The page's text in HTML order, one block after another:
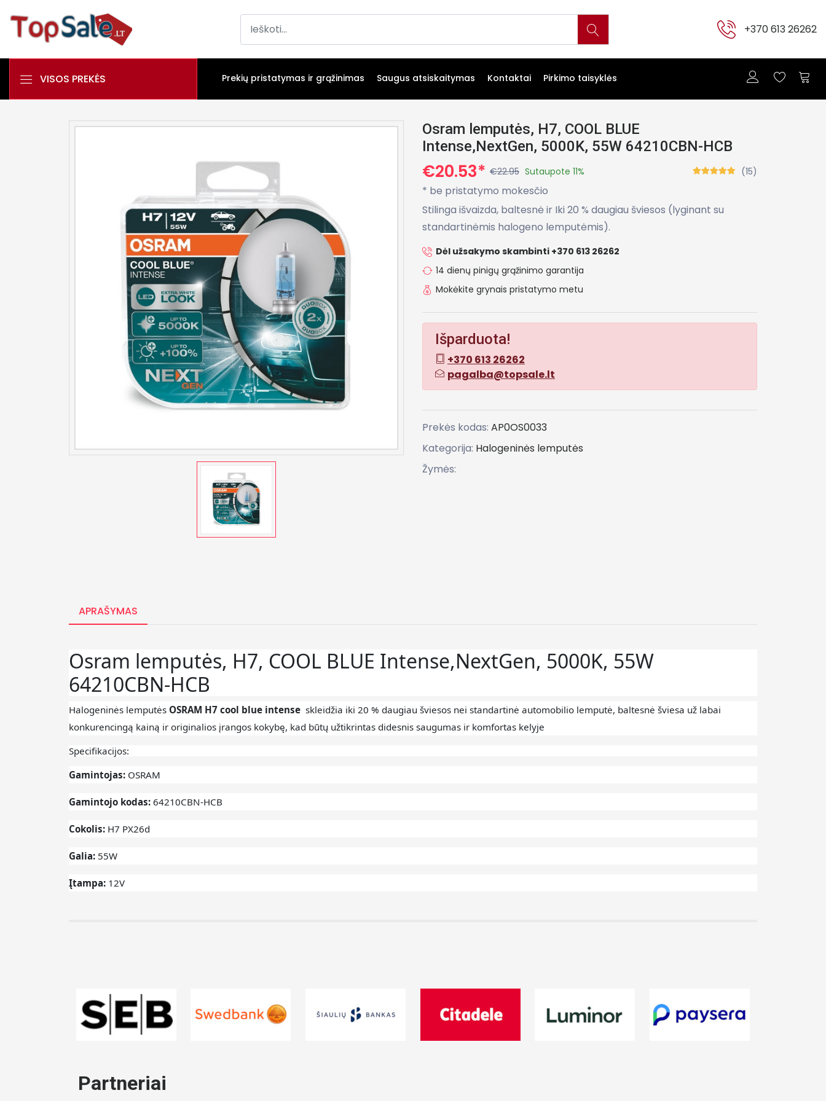
+370 613 26262
VISOS PREKĖS Prekių pristatymas ir grąžinimas Saugus atsiskaitymas Kontaktai Pirkimo taisyklės
Osram lemputės, H7, COOL BLUE
Intense,NextGen, 5000K, 55W 64210CBN-HCB
€20.53* €22.95 Sutaupote 11%
* be pristatymo mokesčio
(15)
Stilinga išvaizda, baltesnė ir Iki 20 % daugiau šviesos (lyginant su
standartinėmis halogeno lemputėmis).
Dėl užsakymo skambinti +370 613 26262
14 dienų pinigų grąžinimo garantija
Mokėkite grynais pristatymo metu
Išparduota!
+370 613 26262
pagalba@topsale.lt
Prekės kodas: AP0OS0033
Kategorija: Halogeninės lemputės
Žymės:
APRAŠYMAS
Osram lemputės, H7, COOL BLUE Intense,NextGen, 5000K, 55W
64210CBN-HCB
Halogeninės lemputės OSRAM H7 cool blue intense skleidžia iki 20 % daugiau šviesos nei standartinė automobilio lemputė, baltesnė šviesa už labai
konkurencingą kainą ir originalios įrangos kokybę, kad būtų užtikrintas didesnis saugumas ir komfortas kelyje
Specifikacijos:
Gamintojas: OSRAM
Gamintojo kodas: 64210CBN-HCB
Cokolis: H7 PX26d
Galia: 55W
Įtampa: 12V
Partneriai